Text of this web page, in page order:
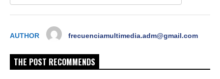
AUTHOR frecuenciamultimedia.adm@gmail.com
THE POST RECOMMENDS